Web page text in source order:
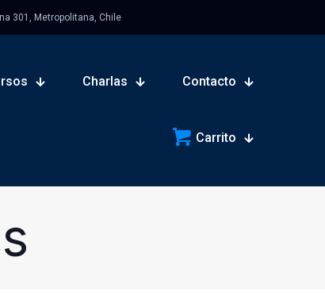
301, Metropolitana, Chile
Charlas Contacto
Carrito